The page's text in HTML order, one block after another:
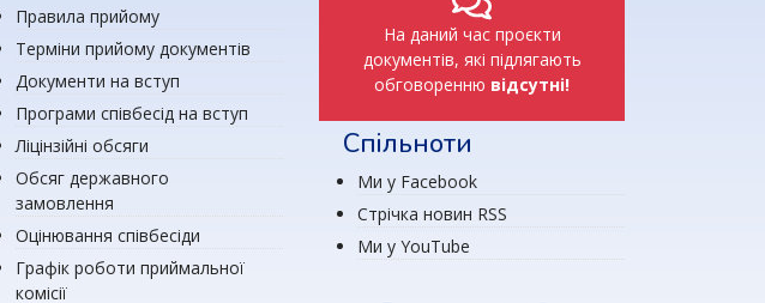
Правила прийому
Терміни прийому документів
Документи на вступ
Програми співбесід на вступ
Ліцінзійні обсяги
Обсяг державного
замовлення
Оцінювання співбесіди
Графік роботи приймальної
комісії
На даний час проєкти
документів, які підлягають
обговоренню відсутні!
Спільноти
Ми у Facebook
Стрічка новин RSS
Ми у YouTube